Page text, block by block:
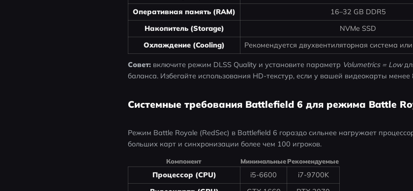
Оперативная память (RAM)
16–32 GB DDR5
Накопитель (Storage)
NVMe SSD
Охлаждение (Cooling)
Рекомендуется двухвентиляторная система
Совет: включите режим DLSS Quality и установите параметр Volumetrics = Low
баланса. Избегайте использования HD-текстур, если у вашей видеокарты
Системные требования Battlefield 6 для режима Battle
Режим Battle Royale (RedSec) в Battlefield 6 гораздо сильнее нагружает
больших карт и синхронизации более чем 100 игроков.
Компонент МинимальныеРекомендуемые
Процессор (CPU) i5-6600
i7-9700K